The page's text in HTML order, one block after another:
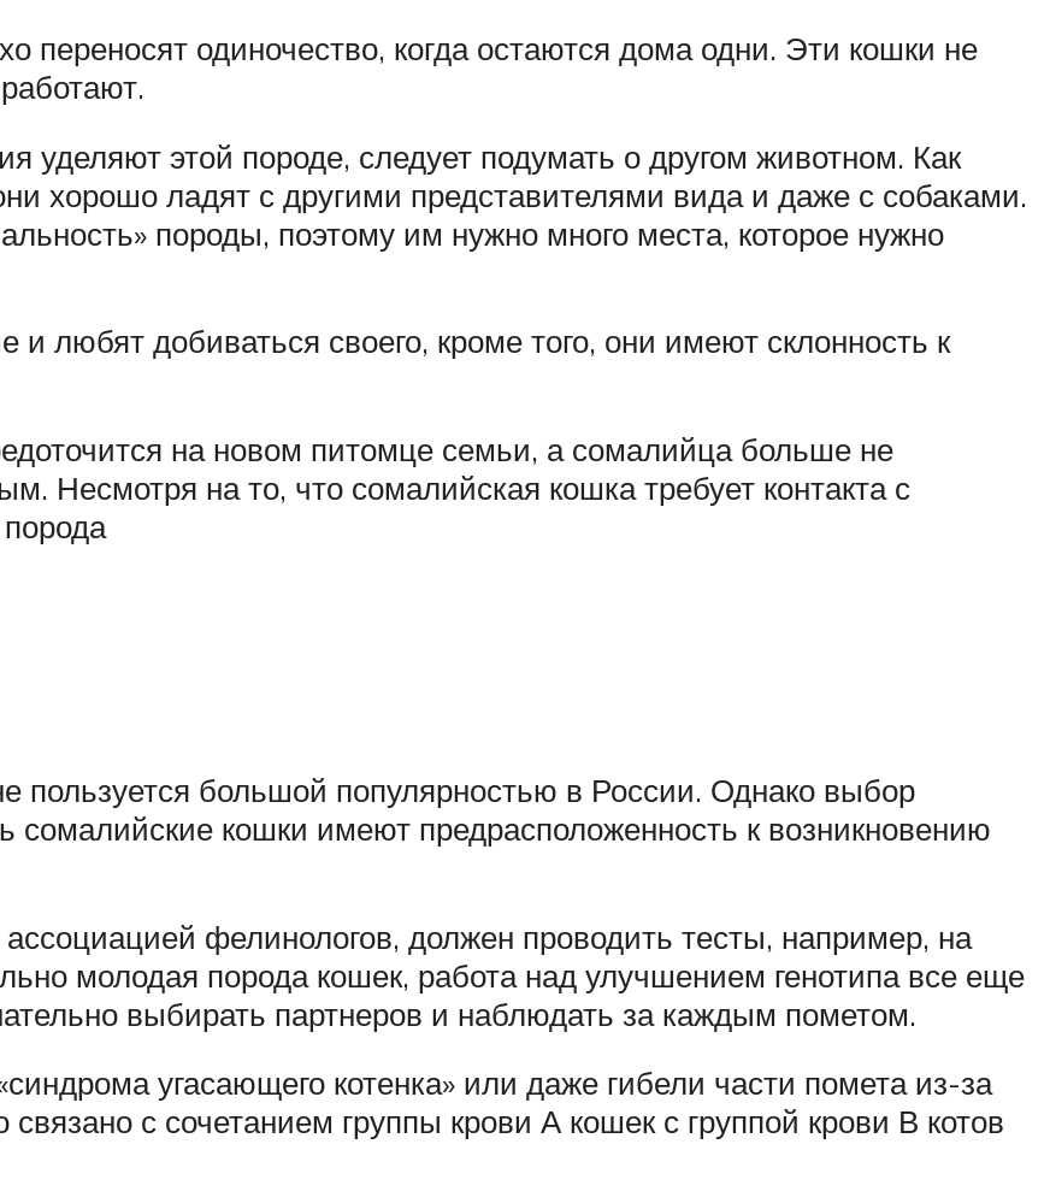
переносят одиночество, когда остаются дома одни. Эти кошки не
уделяют этой породе, следует подумать о другом животном. Как
хорошо ладят с другими представителями вида и даже с собаками.
породы, поэтому им нужно много места, которое нужно
любят добиваться своего, кроме того, они имеют склонность к
на новом питомце семьи, а сомалийца больше не
Несмотря на то, что сомалийская кошка требует контакта с
пользуется большой популярностью в России. Однако выбор
сомалийские кошки имеют предрасположенность к возникновению
фелинологов, должен проводить тесты, например, на
молодая порода кошек, работа над улучшением генотипа все еще
выбирать партнеров и наблюдать за каждым пометом.
угасающего котенка» или даже гибели части помета из-за
с сочетанием группы крови А кошек с группой крови В котов